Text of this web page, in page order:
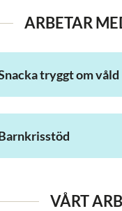
ARBETAR
tryggt om våld
VÅRT